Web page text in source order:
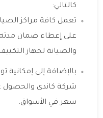
كالتالي:
تعمل كافة مراكز
على إعطاء ضمان
والصيانة لجهاز
بالإضافة إلى
شركة كاندى والحصول
سعر في الأسواق.